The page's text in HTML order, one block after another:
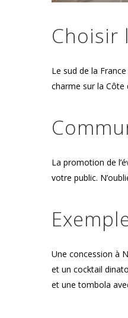
Choisir
Le sud de la
charme sur la Côte
La promotion de
votre public.
Une concession à
et un cocktail
et une tombola